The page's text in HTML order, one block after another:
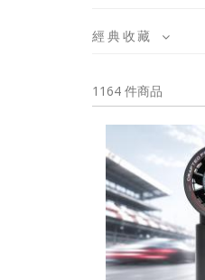
經典收藏
1164 件商品